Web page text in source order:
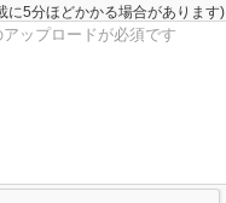
に5分ほどかかる場合があります)